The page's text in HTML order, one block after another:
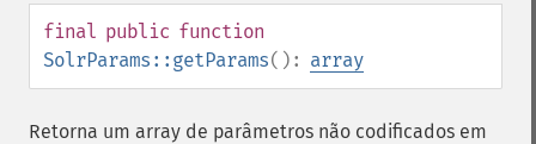
final public function
SolrParams::getParams(): array
Retorna um array de parâmetros não codificados em